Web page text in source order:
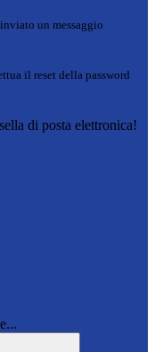
un messaggio
il reset della password
di posta elettronica!